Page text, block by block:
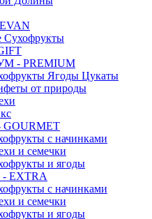
Сухофрукты
- PREMIUM
Ягоды Цукаты
от природы
с начинками
и семечки
и ягоды
EXTRA
с начинками
и семечки
и ягоды